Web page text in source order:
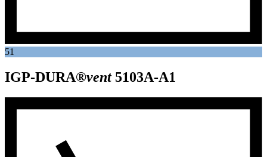
51
IGP-DURA®vent 5103A-A1